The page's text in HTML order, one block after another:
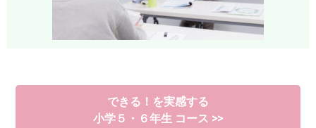
できる！を実感する
小学５・６年生 コース >>